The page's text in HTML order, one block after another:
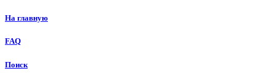
На главную
FAQ
Поиск